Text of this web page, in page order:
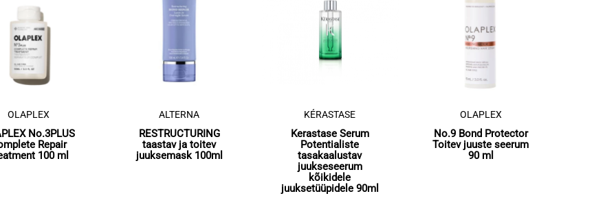
OLAPLEX
No.3PLUS
Repair
100 ml
ALTERNA
RESTRUCTURING
taastav ja toitev
juuksemask 100ml
KÉRASTASE
Kerastase Serum
Potentialiste
tasakaalustav
juukseseerum
kõikidele
juuksetüüpidele 90ml
OLAPLEX
No.9 Bond Protector
Toitev juuste seerum
90 ml